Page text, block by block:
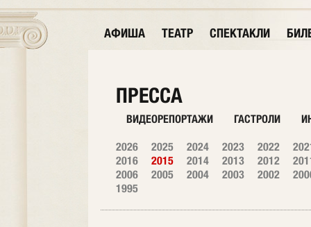
АФИША ТЕАТР СПЕКТАКЛИ
ПРЕССА
ВИДЕОРЕПОРТАЖИ ГАСТРОЛИ
2026 2025 2024 2023 2022
2016
2015 2014 2013 2012
2006
2005 2004 2003 2002
1995